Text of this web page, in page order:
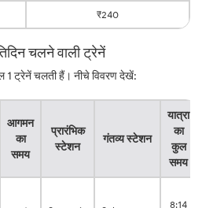
₹240
चलने वाली ट्रेनें
1 ट्रेनें चलती हैं। नीचे विवरण देखें:
आगमन
का
समय
प्रारंभिक
स्टेशन
गंतव्य स्टेशन
यात्रा
का
कुल
समय
8:14